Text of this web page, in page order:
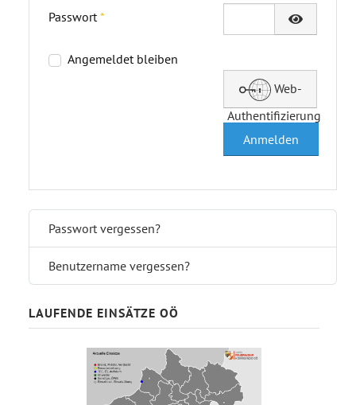
CHRONIK
Passwort*
Passwort
Angemeldet bleiben
Web-
Authentifizierung
Anmelden
Passwort vergessen?
Benutzername vergessen?
LAUFENDE EINSÄTZE OÖ